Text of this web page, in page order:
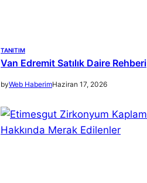
TANITIM
Van Edremit Satılık Daire Rehberi
byWeb HaberimHaziran 17, 2026